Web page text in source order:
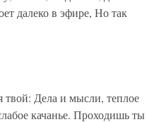
далеко в эфире, Но так
твой: Дела и мысли, теплое
качанье. Проходишь ты